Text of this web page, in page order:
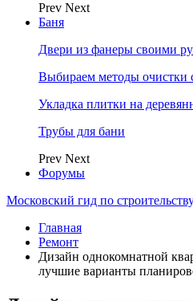
Prev Next
Баня
Двери из фанеры своими
Выбираем методы очистки
Укладка плитки на
Трубы для бани
Prev Next
Форумы
Московский гид по
Главная
Ремонт
Дизайн однокомнатной
лучшие варианты